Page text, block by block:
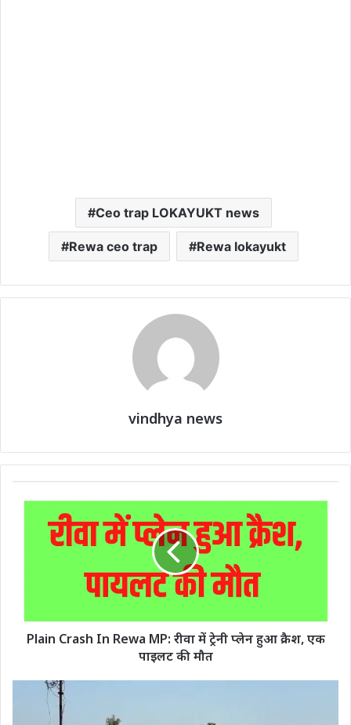
Ceo trap LOKAYUKT news
Rewa ceo trap Rewa lokayukt
vindhya news
Plain Crash In Rewa MP: रीवा में ट्रेनी प्लेन हुआ क्रैश, एक
पाइलट की मौत